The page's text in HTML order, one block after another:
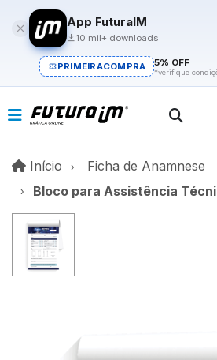
App FuturaIM
10 mil+ downloads
PRIMEIRACOMPRA 5% OFF
*verifique
Início InícioFicha de Anamnese
Bloco para Assistência